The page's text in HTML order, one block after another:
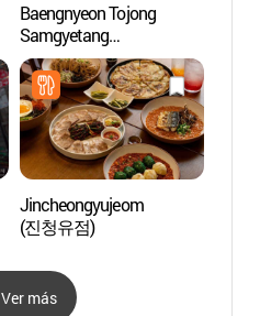
Baengnyeon Tojong
Samgyetang
(백년토종삼계탕)
Jincheongyujeom
(진청유점)
Ver más